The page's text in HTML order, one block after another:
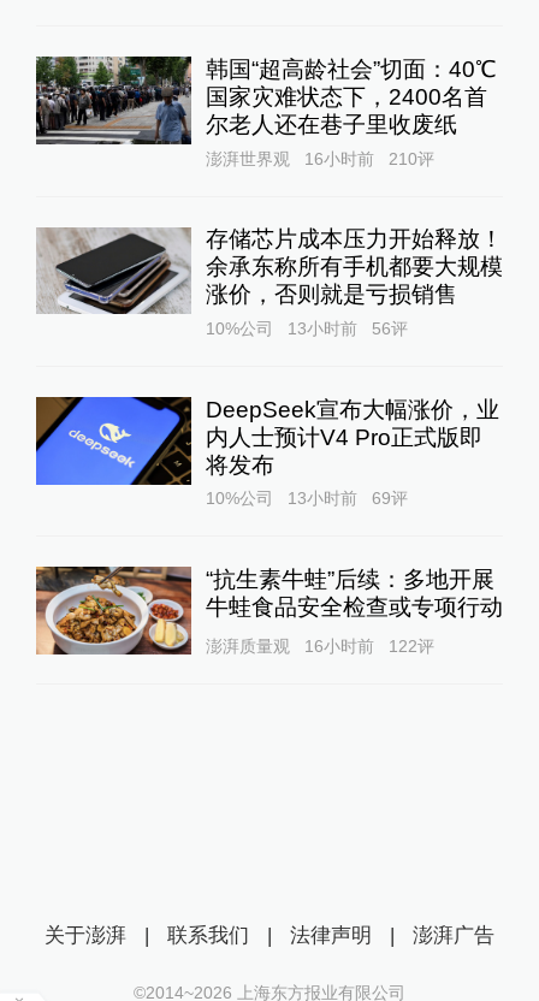
韩国“超高龄社会”切面：40℃
国家灾难状态下，2400名首
尔老人还在巷子里收废纸
澎湃世界观 16小时前 210评
存储芯片成本压力开始释放！
余承东称所有手机都要大规模
涨价，否则就是亏损销售
10%公司 13小时前 56评
DeepSeek宣布大幅涨价，业
内人士预计V4 Pro正式版即
将发布
10%公司 13小时前 69评
“抗生素牛蛙”后续：多地开展
牛蛙食品安全检查或专项行动
澎湃质量观 16小时前 122评
关于澎湃 | 联系我们 | 法律声明 | 澎湃广告
©2014~2026 上海东方报业有限公司